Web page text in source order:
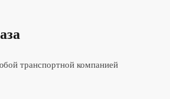
транспортной компанией